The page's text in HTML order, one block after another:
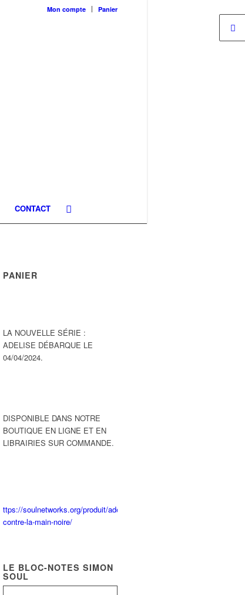
Mon compte Panier
CONTACT
PANIER
LA NOUVELLE SÉRIE :
ADELISE DÉBARQUE LE
04/04/2024.
DISPONIBLE DANS NOTRE
BOUTIQUE EN LIGNE ET EN
LIBRAIRIES SUR COMMANDE.
ttps://soulnetworks.org/produit/adelise-
contre-la-main-noire/
LE BLOC-NOTES SIMON
SOUL